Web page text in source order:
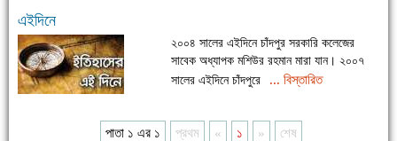
এইদিনে
২০০৪ সালের এইদিনে চাঁদপুর সরকারি কলেজের
সাবেক অধ্যাপক মশিউর রহমান মারা যান। ২০০৭
সালের এইদিনে চাঁদপুরে
... বিস্তারিত
পাতা ১ এর ১ প্রথম « ১ » শেষ